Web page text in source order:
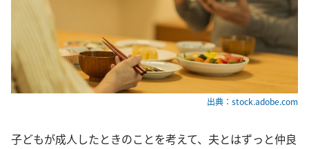
出典：stock.adobe.com
子どもが成人したときのことを考えて、夫とはずっと仲良